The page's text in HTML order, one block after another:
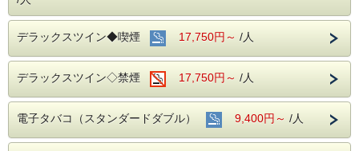
デラックスツイン◆喫煙 17,750円～ /人
デラックスツイン◇禁煙 17,750円～ /人
電子タバコ（スタンダードダブル） 9,400円～ /人